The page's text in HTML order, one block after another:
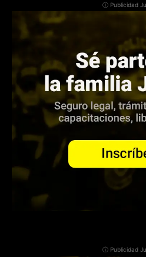
ⓘ Publicidad
ⓘ Publicidad